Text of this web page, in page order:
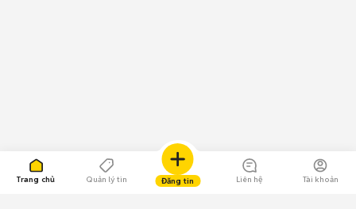
Trang chủ Quản lý tin Đăng tin Liên hệ Tài khoản